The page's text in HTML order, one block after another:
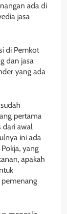
ada di
jasa
di Pemkot
dan jasa
yang ada
pertama
dari awal
ini ada
yang
apakah
pemenang